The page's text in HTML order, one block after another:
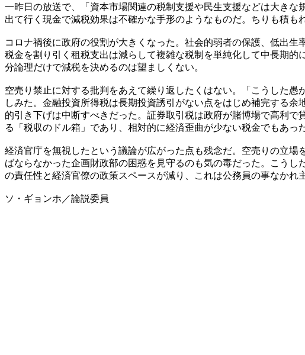
一昨日の放送で、「資本市場関連の税制支援や民生支援などは大き
出て行く現金で減税効果は不確かな手形のようなものだ。ちりも積も
コロナ禍後に政府の役割が大きくなった。社会的弱者の保護、低出
税金を割り引く租税支出は減らして複雑な税制を単純化して中長期
分論理だけで減税を決めるのは望ましくない。
空売り禁止に対する批判をあえて繰り返したくはない。「こうした
しみた。金融投資所得税は長期投資誘引がない点をはじめ補完する
的引き下げは中断すべきだった。証券取引税は政府が賭博場で高利
る「税収のドル箱」であり、相対的に経済歪曲が少ない税金でもあった
経済官庁を無視したという議論が広がった点も残念だ。空売りの立
ばならなかった企画財政部の困惑を見守るのも気の毒だった。こう
の責任性と経済官僚の政策スペースが減り、これは公務員の事なか
ソ・ギョンホ／論説委員